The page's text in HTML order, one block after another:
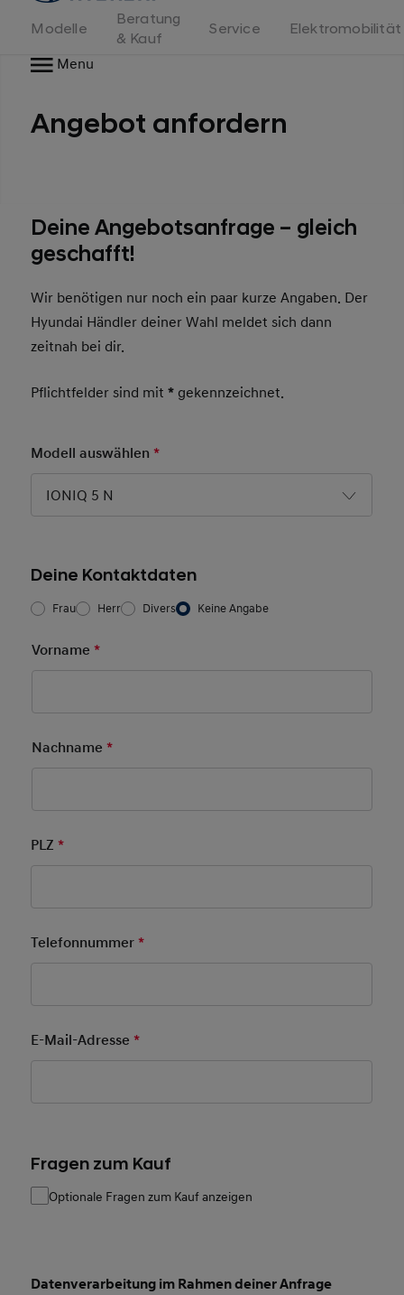
Modelle
Beratung
& Kauf
Service
Elektromobilität
Menu
Angebot anfordern
Deine Angebotsanfrage – gleich
geschafft!
Wir benötigen nur noch ein paar kurze Angaben. Der
Hyundai Händler deiner Wahl meldet sich dann
zeitnah bei dir.
Pflichtfelder sind mit* gekennzeichnet.
Modell auswählen*
IONIQ 5 N
Deine Kontaktdaten
Frau/Herr *
Frau Herr Divers Keine Angabe
Vorname *Pflichtfeld
Nachname *Pflichtfeld
PLZ*
Telefonnummer*
E-Mail-Adresse*
Fragen zum Kauf
Optionale Fragen zum Kauf anzeigen
Datenverarbeitung im Rahmen deiner Anfrage